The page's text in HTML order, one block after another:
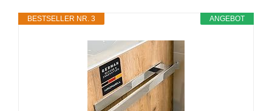
ANGEBOT
BESTSELLER NR. 3